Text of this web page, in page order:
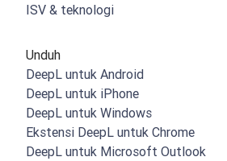
ISV & teknologi
Unduh
DeepL untuk Android
DeepL untuk iPhone
DeepL untuk Windows
Ekstensi DeepL untuk Chrome
DeepL untuk Microsoft Outlook